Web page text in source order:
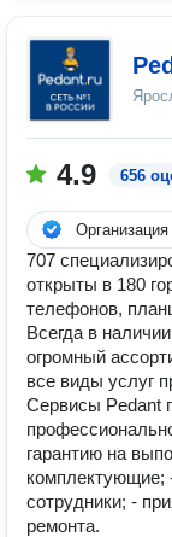
4.9 656
707
открыты в 180
телефонов,
Всегда в
огромный
все виды услуг
Сервисы Pedant
гарантию на
комплектующие;
сотрудники; -
ремонта.